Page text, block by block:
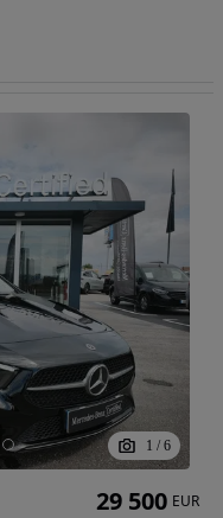
1 / 6
29 500 EUR